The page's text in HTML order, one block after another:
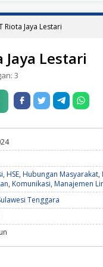
Riota Jaya Lestari
Jaya Lestari
3
, HSE, Hubungan Masyarakat,
, Komunikasi, Manajemen
Tenggara